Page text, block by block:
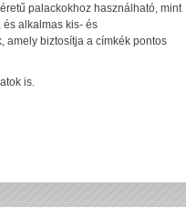
palackokhoz használható, mint
és alkalmas kis- és
amely biztosítja a címkék pontos
is.